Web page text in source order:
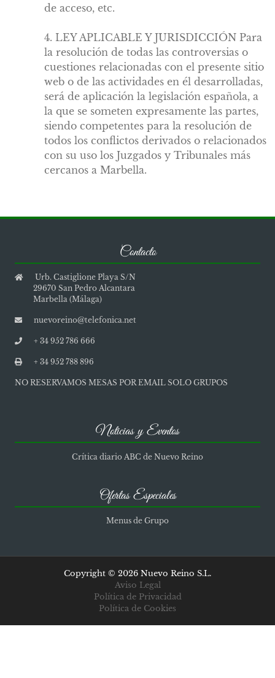
de acceso, etc.
4. LEY APLICABLE Y JURISDICCIÓN Para
la resolución de todas las controversias o
cuestiones relacionadas con el presente sitio
web o de las actividades en él desarrolladas,
será de aplicación la legislación española, a
la que se someten expresamente las partes,
siendo competentes para la resolución de
todos los conflictos derivados o relacionados
con su uso los Juzgados y Tribunales más
cercanos a Marbella.
Contacto
Urb. Castiglione Playa S/N
29670 San Pedro Alcantara
Marbella (Málaga)
nuevoreino@telefonica.net
+ 34 952 786 666
+ 34 952 788 896
NO RESERVAMOS MESAS POR EMAIL SOLO GRUPOS
Noticias y Eventos
Crítica diario ABC de Nuevo Reino
Ofertas Especiales
Menus de Grupo
Copyright © 2026 Nuevo Reino S.L.
Aviso Legal
Política de Privacidad
Política de Cookies